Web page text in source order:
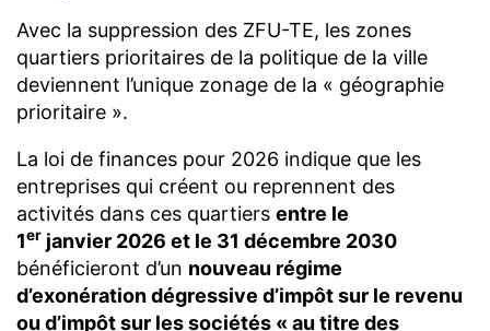
Avec la suppression des ZFU-TE, les zones
quartiers prioritaires de la politique de la ville
deviennent l’unique zonage de la « géographie
prioritaire ».
La loi de finances pour 2026 indique que les
entreprises qui créent ou reprennent des
activités dans ces quartiers entre le
1er janvier 2026 et le 31 décembre 2030
bénéficieront d’un nouveau régime
d’exonération dégressive d’impôt sur le revenu
ou d’impôt sur les sociétés « au titre des